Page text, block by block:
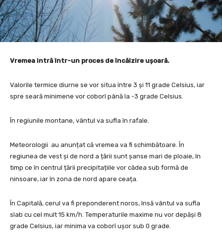
Vremea intră într-un proces de încălzire ușoară.
Valorile termice diurne se vor situa între 3 și 11 grade Celsius, iar
spre seară minimene vor coborî până la -3 grade Celsius.
În regiunile montane, vântul va sufla în rafale.
Meteorologii au anunțat că vremea va fi schimbătoare. În
regiunea de vest și de nord a țării sunt șanse mari de ploaie, în
timp ce în centrul țării precipitațiile vor cădea sub formă de
ninsoare, iar în zona de nord apare ceața.
În Capitală, cerul va fi preponderent noros, însă vântul va sufla
slab cu cel mult 15 km/h. Temperaturile maxime nu vor depăși 8
grade Celsius, iar minima va coborî ușor sub 0 grade.